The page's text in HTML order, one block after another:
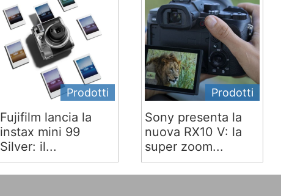
Prodotti
Fujifilm lancia la
instax mini 99
Silver: il...
Prodotti
Sony presenta la
nuova RX10 V: la
super zoom...